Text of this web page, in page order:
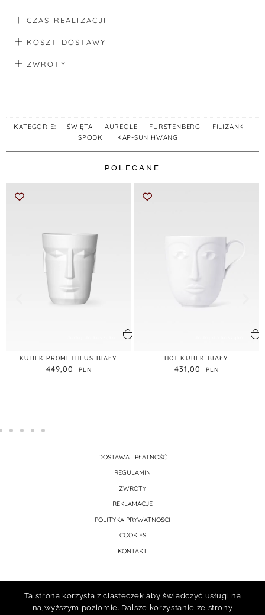
CZAS REALIZACJI
KOSZT DOSTAWY
ZWROTY
KATEGORIE: ŚWIĘTA AURÉOLE FURSTENBERG
FILIŻANKI I
SPODKI
KAP-SUN HWANG
POLECANE
KUBEK PROMETHEUS BIAŁY
449,00
HOT KUBEK BIAŁY
431,00
DOSTAWA I PŁATNOŚĆ
REGULAMIN
ZWROTY
REKLAMACJE
POLITYKA PRYWATNOŚCI
COOKIES
KONTAKT
Ta strona korzysta z ciasteczek aby świadczyć usługi na
najwyższym poziomie. Dalsze korzystanie ze strony